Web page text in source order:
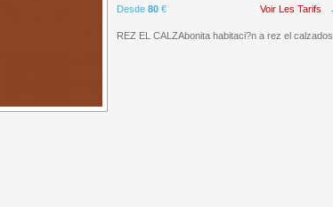
Desde 80 € Voir Les Tarifs
REZ EL CALZAbonita habitaci?n a rez el calzados